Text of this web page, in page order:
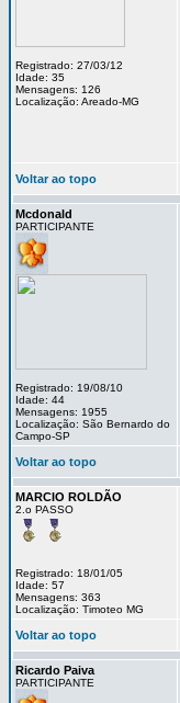
Registrado: 27/03/12
Idade: 35
Mensagens: 126
Localização: Areado-MG
Voltar ao topo
Mcdonald
PARTICIPANTE
Registrado: 19/08/10
Idade: 44
Mensagens: 1955
Localização: São Bernardo do
Campo-SP
Voltar ao topo
MARCIO ROLDÃO
2.o PASSO
Registrado: 18/01/05
Idade: 57
Mensagens: 363
Localização: Timoteo MG
Voltar ao topo
Ricardo Paiva
PARTICIPANTE